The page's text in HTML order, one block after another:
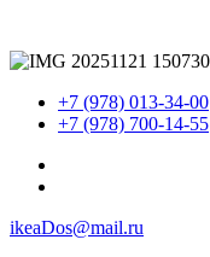
+7 (978) 013-34-00
+7 (978) 700-14-55
ikeaDos@mail.ru